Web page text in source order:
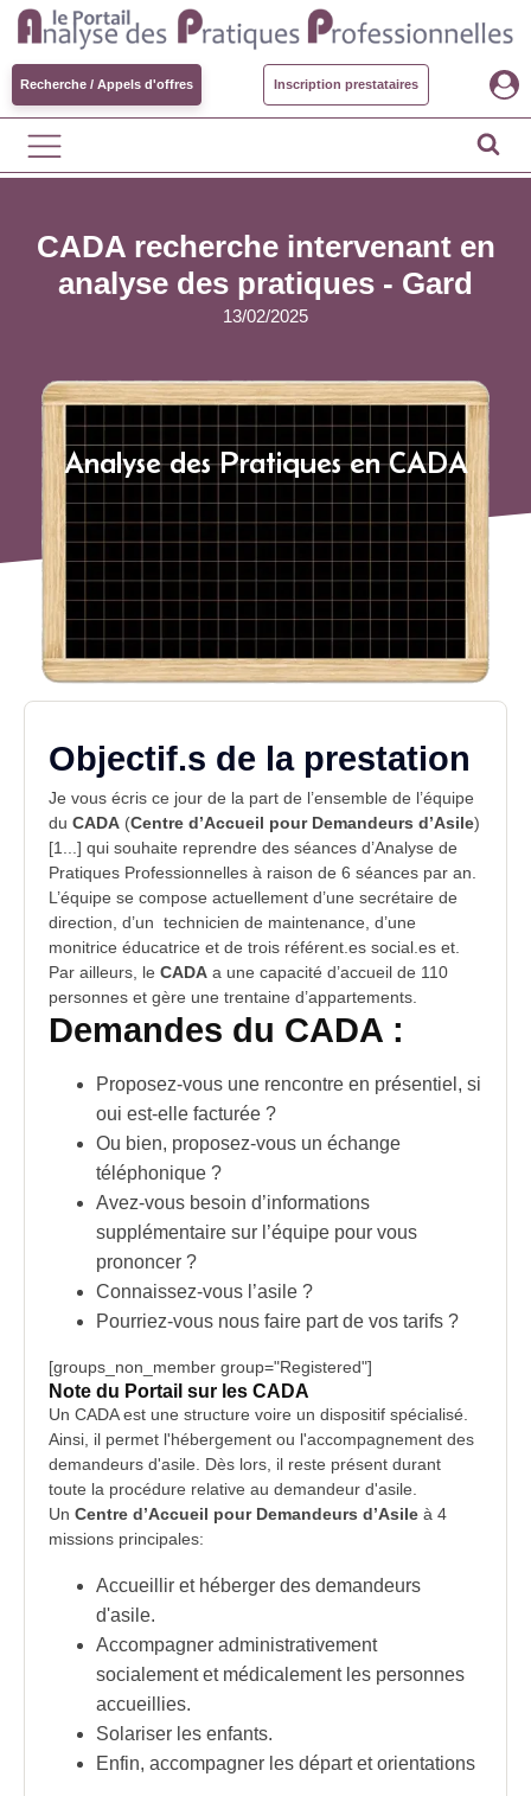
Recherche / Appels d'offres Inscription prestataires
CADA recherche intervenant en
analyse des pratiques - Gard
13/02/2025
Analyse des Pratiques en CADA
Objectif.s de la prestation
Je vous écris ce jour de la part de l’ensemble de l’équipe
du CADA (Centre d’Accueil pour Demandeurs d’Asile)
[1...] qui souhaite reprendre des séances d’Analyse de
Pratiques Professionnelles à raison de 6 séances par an.
L’équipe se compose actuellement d’une secrétaire de
direction, d’un technicien de maintenance, d’une
monitrice éducatrice et de trois référent.es social.es et.
Par ailleurs, le CADA a une capacité d’accueil de 110
personnes et gère une trentaine d’appartements.
Demandes du CADA :
Proposez-vous une rencontre en présentiel, si
oui est-elle facturée ?
Ou bien, proposez-vous un échange
téléphonique ?
Avez-vous besoin d’informations
supplémentaire sur l’équipe pour vous
prononcer ?
Connaissez-vous l’asile ?
Pourriez-vous nous faire part de vos tarifs ?
[groups_non_member group="Registered"]
Note du Portail sur les CADA
Un CADAest une structure voire un dispositif spécialisé.
Ainsi, il permet l'hébergement ou l'accompagnement des
demandeurs d'asile. Dès lors, il reste présent durant
toute la procédure relative au demandeur d'asile.
Un Centre d’Accueil pour Demandeurs d’Asile à 4
missions principales:
Accueillir et héberger des demandeurs
d'asile.
Accompagner administrativement
socialement et médicalement les personnes
accueillies.
Solariser les enfants.
Enfin, accompagner les départ et orientations